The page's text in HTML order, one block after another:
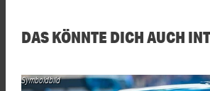
DAS KÖNNTE DICH AUCH
Symboldbild